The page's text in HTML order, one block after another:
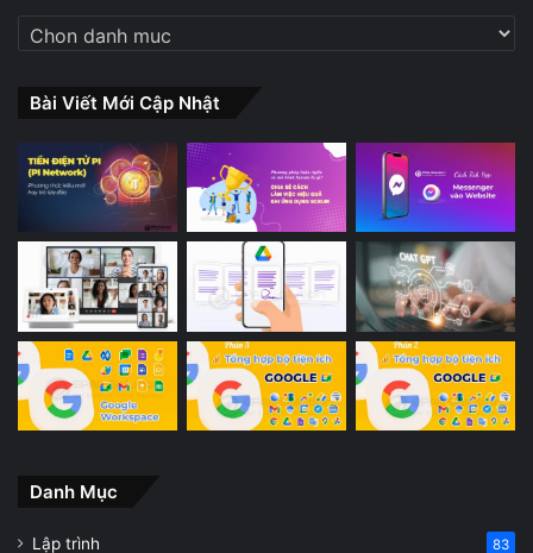
Chuyên
Bài Viết Mới Cập Nhật
Danh Mục
Lập trình 83